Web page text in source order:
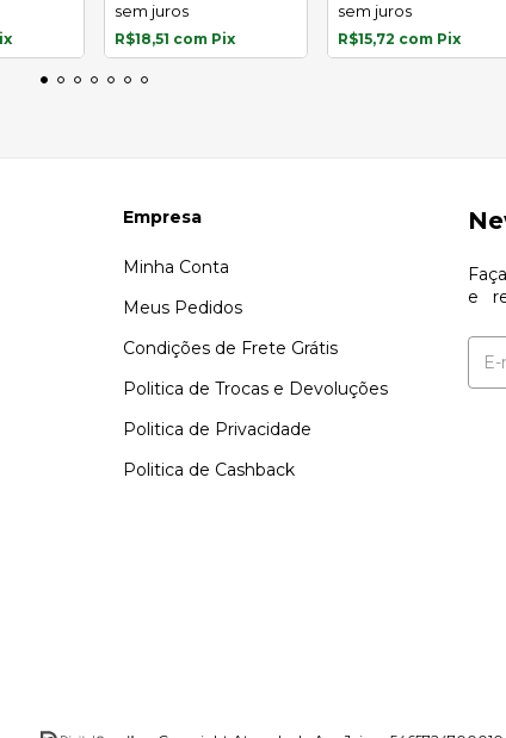
sem juros
R$18,51 com Pix
sem juros
R$15,72 com Pix
Empresa
Minha Conta
Meus Pedidos
Condições de Frete Grátis
Politica de Trocas e Devoluções
Politica de Privacidade
Politica de Cashback
e